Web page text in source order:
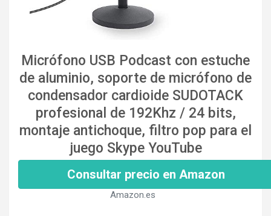
Micrófono USB Podcast con estuche
de aluminio, soporte de micrófono de
condensador cardioide SUDOTACK
profesional de 192Khz / 24 bits,
montaje antichoque, filtro pop para el
juego Skype YouTube
Consultar precio en Amazon
Amazon.es